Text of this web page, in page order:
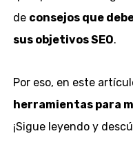
de consejos que
sus objetivos SEO.
Por eso, en este
herramientas para
¡Sigue leyendo y